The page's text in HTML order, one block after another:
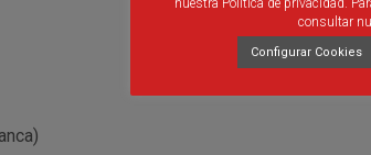
consultar
Configurar Cookies